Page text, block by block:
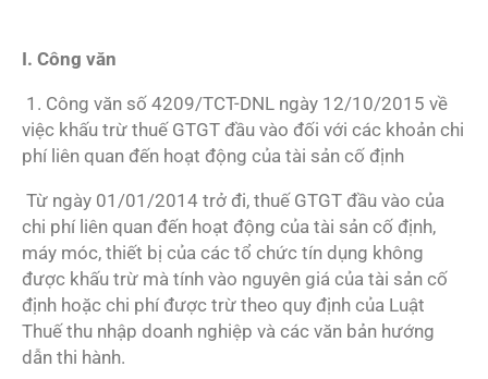
I. Công văn
1. Công văn số 4209/TCT-DNL ngày 12/10/2015 về
việc khấu trừ thuế GTGT đầu vào đối với các khoản chi
phí liên quan đến hoạt động của tài sản cố định
Từ ngày 01/01/2014 trở đi, thuế GTGT đầu vào của
chi phí liên quan đến hoạt động của tài sản cố định,
máy móc, thiết bị của các tổ chức tín dụng không
được khấu trừ mà tính vào nguyên giá của tài sản cố
định hoặc chi phí được trừ theo quy định của Luật
Thuế thu nhập doanh nghiệp và các văn bản hướng
dẫn thi hành.